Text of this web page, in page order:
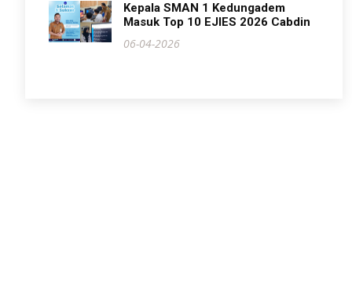
Kepala SMAN 1 Kedungadem
Masuk Top 10 EJIES 2026 Cabdin
06-04-2026